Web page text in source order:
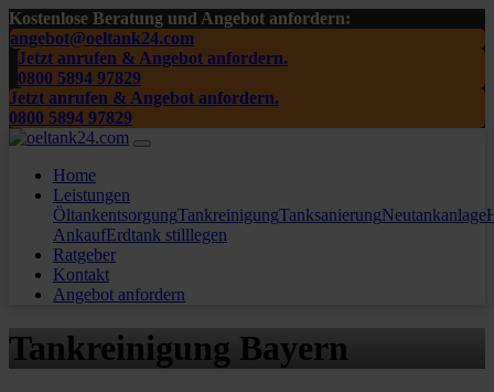
Kostenlose Beratung und Angebot anfordern:
angebot@oeltank24.com
Jetzt anrufen & Angebot anfordern.
0800 5894 97829
Jetzt anrufen & Angebot anfordern.
0800 5894 97829
Home
Leistungen
ÖltankentsorgungTankreinigungTanksanierungNeutankanlage
AnkaufErdtank stilllegen
Ratgeber
Kontakt
Angebot anfordern
Tankreinigung Bayern